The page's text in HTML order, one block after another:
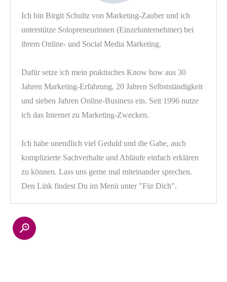
Ich bin Birgit Schultz von Marketing-Zauber und ich
unterstütze Solopreneurinnen (Einzelunternehmer) bei
ihrem Online- und Social Media Marketing.
Dafür setze ich mein praktisches Know how aus 30
Jahren Marketing-Erfahrung, 20 Jahren Selbstständigkeit
und sieben Jahren Online-Business ein. Seit 1996 nutze
ich das Internet zu Marketing-Zwecken.
Ich habe unendlich viel Geduld und die Gabe, auch
komplizierte Sachverhalte und Abläufe einfach erklären
zu können. Lass uns gerne mal miteinander sprechen.
Den Link findest Du im Menü unter "Für Dich".